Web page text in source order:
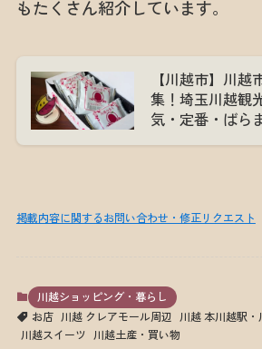
もたくさん紹介しています。
【川越市】川越
集！埼玉川越観
気・定番・ばら
掲載内容に関するお問い合わせ・修正リクエスト
川越ショッピング・暮らし
お店 川越 クレアモール周辺
川越 本川越駅・
川越スイーツ
川越土産・買い物